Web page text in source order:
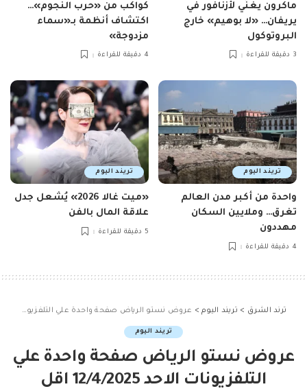
ماكرون يغنّي لأزنافور في
يريفان… «لا بوهيم» خارج
البروتوكول
3 دقيقة للقراءة
كواكب من «حرب النجوم»…
اكتشاف أنظمة بـ«سماء
مزدوجة»
4 دقيقة للقراءة
تريند اليوم
واحدة من أكبر مدن العالم
تغرق… وملايين السكان
مهددون
4 دقيقة للقراءة
تريند اليوم
«ميت غالا 2026» يُشعل جدل
علاقة المال بالفن
5 دقيقة للقراءة
ترند الشرق > تريند اليوم> عروض نستو الرياض صفحة واحدة علي التلفزيونات الاحد 12/4/2025 اقل الاسعار
تريند اليوم
عروض نستو الرياض صفحة واحدة علي
التلفزيونات الاحد 12/4/2025 اقل